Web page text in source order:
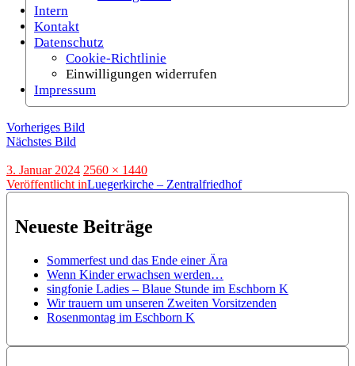
Intern
Kontakt
Datenschutz
Cookie-Richtlinie
Einwilligungen widerrufen
Impressum
Vorheriges Bild
Nächstes Bild
Veröffentlicht
am
3. Januar 2024 Originalgröße
2560 × 1440
Beitragsnavigation
Veröffentlicht inLuegerkirche – Zentralfriedhof
Neueste Beiträge
Sommerfest und das Ende einer Ära
Wenn Kinder erwachsen werden…
singfonie Ladies – Blaue Stunde im Eschborn K
Wir trauern um unseren Zweiten Vorsitzenden
Rosenmontag im Eschborn K